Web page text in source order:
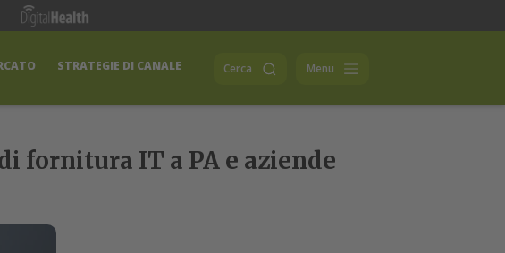
STRATEGIE DI CANALE Cerca Menu
fornitura IT a PA e aziende